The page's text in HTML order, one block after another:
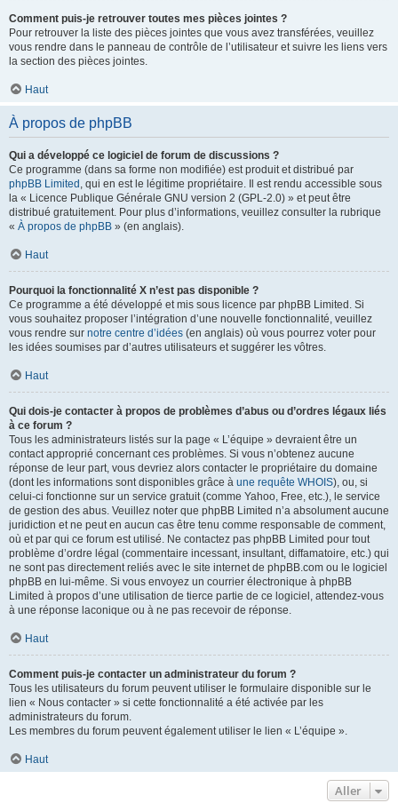
Comment puis-je retrouver toutes mes pièces jointes ?
Pour retrouver la liste des pièces jointes que vous avez transférées, veuillez
vous rendre dans le panneau de contrôle de l’utilisateur et suivre les liens vers
la section des pièces jointes.
Haut
À propos de phpBB
Qui a développé ce logiciel de forum de discussions ?
Ce programme (dans sa forme non modifiée) est produit et distribué par
phpBB Limited , qui en est le légitime propriétaire. Il est rendu accessible sous
la « Licence Publique Générale GNU version 2 (GPL-2.0) » et peut être
distribué gratuitement. Pour plus d’informations, veuillez consulter la rubrique
« À propos de phpBB » (en anglais).
Haut
Pourquoi la fonctionnalité X n’est pas disponible ?
Ce programme a été développé et mis sous licence par phpBB Limited. Si
vous souhaitez proposer l’intégration d’une nouvelle fonctionnalité, veuillez
vous rendre sur notre centre d’idées (en anglais) où vous pourrez voter pour
les idées soumises par d’autres utilisateurs et suggérer les vôtres.
Haut
Qui dois-je contacter à propos de problèmes d’abus ou d’ordres légaux liés
à ce forum ?
Tous les administrateurs listés sur la page « L’équipe » devraient être un
contact approprié concernant ces problèmes. Si vous n’obtenez aucune
réponse de leur part, vous devriez alors contacter le propriétaire du domaine
(dont les informations sont disponibles grâce à une requête WHOIS), ou, si
celui-ci fonctionne sur un service gratuit (comme Yahoo, Free, etc.), le service
de gestion des abus. Veuillez noter que phpBB Limited n’a absolument aucune
juridiction et ne peut en aucun cas être tenu comme responsable de comment,
où et par qui ce forum est utilisé. Ne contactez pas phpBB Limited pour tout
problème d’ordre légal (commentaire incessant, insultant, diffamatoire, etc.) qui
ne sont pas directement reliés avec le site internet de phpBB.com ou le logiciel
phpBB en lui-même. Si vous envoyez un courrier électronique à phpBB
Limited à propos d’une utilisation de tierce partie de ce logiciel, attendez-vous
à une réponse laconique ou à ne pas recevoir de réponse.
Haut
Comment puis-je contacter un administrateur du forum ?
Tous les utilisateurs du forum peuvent utiliser le formulaire disponible sur le
lien « Nous contacter » si cette fonctionnalité a été activée par les
administrateurs du forum.
Les membres du forum peuvent également utiliser le lien « L’équipe ».
Haut
Aller